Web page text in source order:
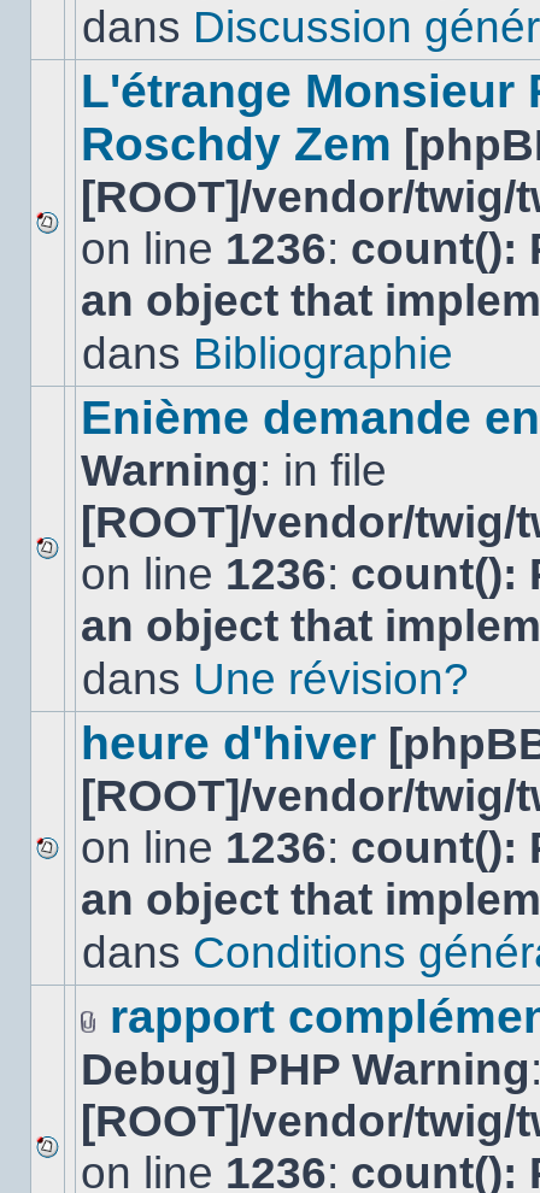
dansdans Discussion
Aucun
nouveau
message
non-
dans
L'étrange Monsieur
Roschdy Zem
[ROOT]/vendor/
on line 1236: count():
an object that
dans Bibliographie
Aucun
nouveau
message
non-
dans
sujet.
Enième demande
Warning: in file
[ROOT]/vendor/
on line 1236: count():
an object that
dans Une révision?
Aucun
nouveau
message
sujet.
heure d'hiver
[ROOT]/vendor/
on line 1236: count():
an object that
dans Conditions
Aucun
Fichier(s)
joint(s)
rapport
Debug] PHP Warning
[ROOT]/vendor/
on line 1236: count():